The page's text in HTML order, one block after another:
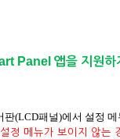
Panel 앱을 지원
판(LCD패널)에서 설정
정 메뉴가 보이지 않는